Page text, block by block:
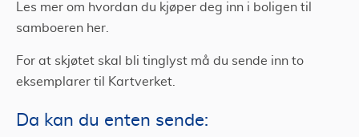
Les mer om hvordan du kjøper deg inn i boligen til
samboeren her.
For at skjøtet skal bli tinglyst må du sende inn to
eksemplarer til Kartverket.
Da kan du enten sende: